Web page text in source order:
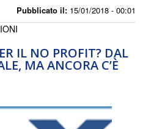
Pubblicato il: 15/01/2018 - 00:01
IL NO PROFIT? DAL
MA ANCORA C’È